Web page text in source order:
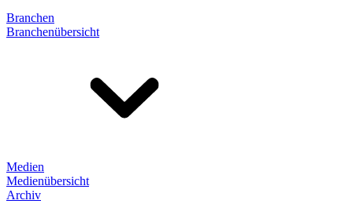
Branchen
Branchenübersicht
Medien
Medienübersicht
Archiv